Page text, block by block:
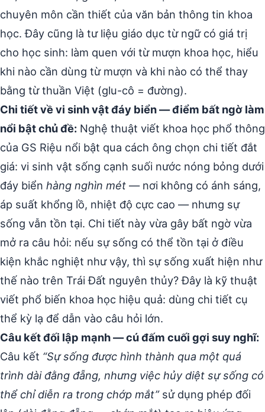
chuyên môn cần thiết của văn bản thông tin khoa
học. Đây cũng là tư liệu giáo dục từ ngữ có giá trị
cho học sinh: làm quen với từ mượn khoa học, hiểu
khi nào cần dùng từ mượn và khi nào có thể thay
bằng từ thuần Việt (glu-cô = đường).
Chi tiết về vi sinh vật đáy biển — điểm bất ngờ làm
nổi bật chủ đề: Nghệ thuật viết khoa học phổ thông
của GS Riệu nổi bật qua cách ông chọn chi tiết đắt
giá: vi sinh vật sống cạnh suối nước nóng bỏng dưới
đáy biển hàng nghìn mét — nơi không có ánh sáng,
áp suất khổng lồ, nhiệt độ cực cao — nhưng sự
sống vẫn tồn tại. Chi tiết này vừa gây bất ngờ vừa
mở ra câu hỏi: nếu sự sống có thể tồn tại ở điều
kiện khắc nghiệt như vậy, thì sự sống xuất hiện như
thế nào trên Trái Đất nguyên thủy? Đây là kỹ thuật
viết phổ biến khoa học hiệu quả: dùng chi tiết cụ
thể kỳ lạ để dẫn vào câu hỏi lớn.
Câu kết đối lập mạnh — cú đấm cuối gợi suy nghĩ:
Câu kết “Sự sống được hình thành qua một quá
trình dài đằng đẵng, nhưng việc hủy diệt sự sống có
thể chỉ diễn ra trong chớp mắt”sử dụng phép đối